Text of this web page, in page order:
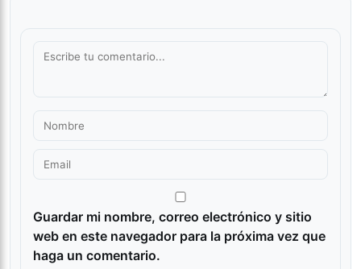
Guardar mi nombre, correo electrónico y sitio
web en este navegador para la próxima vez que
haga un comentario.